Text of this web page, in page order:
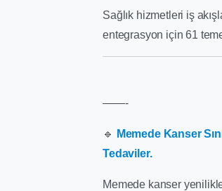
Sağlık hizmetleri iş
entegrasyon için 61
——-
🔹
Memede Kanser
Tedaviler.
Memede kanser